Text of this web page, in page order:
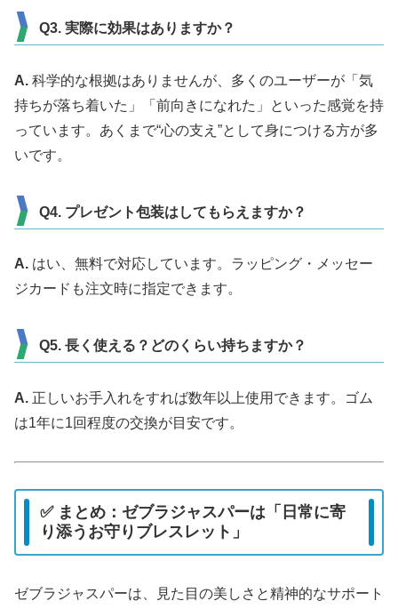
Q3. 実際に効果はありますか？
A. 科学的な根拠はありませんが、多くのユーザーが「気
持ちが落ち着いた」「前向きになれた」といった感覚を持
っています。あくまで“心の支え”として身につける方が多
いです。
Q4. プレゼント包装はしてもらえますか？
A. はい、無料で対応しています。ラッピング・メッセー
ジカードも注文時に指定できます。
Q5. 長く使える？どのくらい持ちますか？
A. 正しいお手入れをすれば数年以上使用できます。ゴム
は1年に1回程度の交換が目安です。
✅ まとめ：ゼブラジャスパーは「日常に寄
り添うお守りブレスレット」
ゼブラジャスパーは、見た目の美しさと精神的なサポート